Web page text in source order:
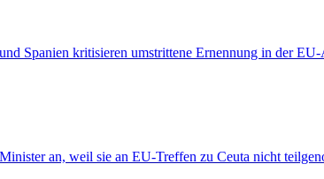
Spanien kritisieren umstrittene Ernennung in der
an, weil sie an EU-Treffen zu Ceuta nicht